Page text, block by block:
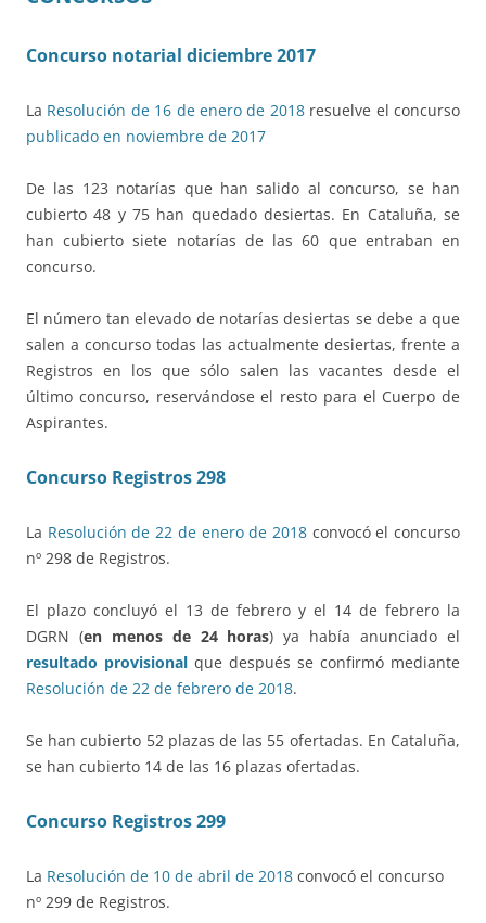
Concurso notarial diciembre 2017
La Resolución de 16 de enero de 2018resuelve el concurso
publicado en noviembre de 2017
De las 123 notarías que han salido al concurso, se han
cubierto 48 y 75 han quedado desiertas. En Cataluña, se
han cubierto siete notarías de las 60 que entraban en
concurso.
El número tan elevado de notarías desiertas se debe a que
salen a concurso todas las actualmente desiertas, frente a
Registros en los que sólo salen las vacantes desde el
último concurso, reservándose el resto para el Cuerpo de
Aspirantes.
Concurso Registros 298
La Resolución de 22 de enero de 2018convocó el concurso
nº 298 de Registros.
El plazo concluyó el 13 de febrero y el 14 de febrero la
DGRN (en menos de 24 horas) ya había anunciado el
resultado provisional que después se confirmó mediante
Resolución de 22 de febrero de 2018.
Se han cubierto 52 plazas de las 55 ofertadas. En Cataluña,
se han cubierto 14 de las 16 plazas ofertadas.
Concurso Registros 299
La Resolución de 10 de abril de 2018 convocó el concurso
nº 299 de Registros.